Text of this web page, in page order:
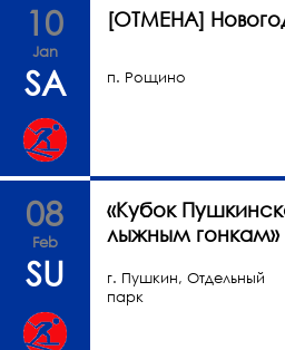
10
Jan
SA
[ОТМЕНА]
п. Рощино
08
Feb
SU
«Кубок
лыжным
г. Пушкин, Отдельный
парк